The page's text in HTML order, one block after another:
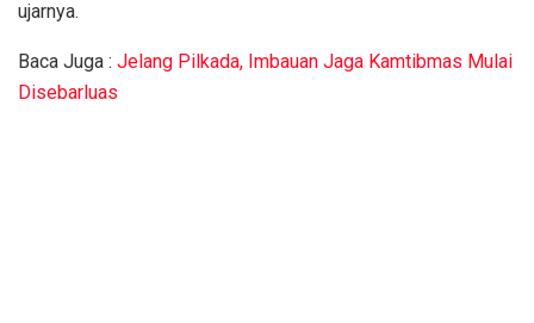
ujarnya.
Baca Juga : Jelang Pilkada, Imbauan Jaga Kamtibmas Mulai
Disebarluas